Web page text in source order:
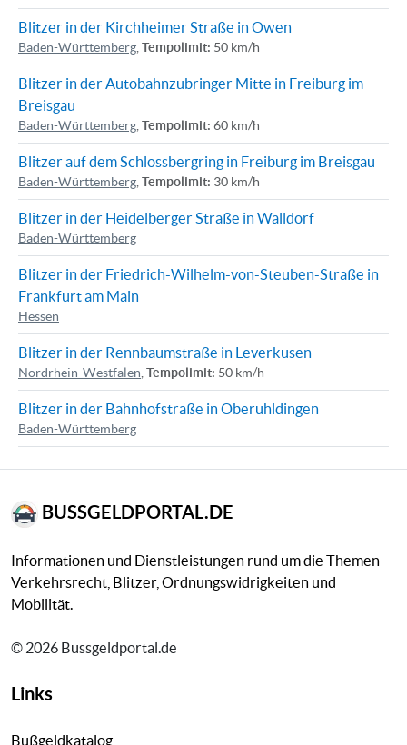
Blitzer in der Kirchheimer Straße in Owen
Baden-Württemberg Tempolimit: 50 km/h
Blitzer in der Autobahnzubringer Mitte in Freiburg im
Breisgau
Baden-Württemberg Tempolimit: 60 km/h
Blitzer auf dem Schlossbergring in Freiburg im Breisgau
Baden-Württemberg Tempolimit: 30 km/h
Blitzer in der Heidelberger Straße in Walldorf
Baden-Württemberg
Blitzer in der Friedrich-Wilhelm-von-Steuben-Straße in
Frankfurt am Main
Hessen
Blitzer in der Rennbaumstraße in Leverkusen
Nordrhein-Westfalen Tempolimit: 50 km/h
Blitzer in der Bahnhofstraße in Oberuhldingen
Baden-Württemberg
BUSSGELDPORTAL.DE
Informationen und Dienstleistungen rund um die Themen
Verkehrsrecht, Blitzer, Ordnungswidrigkeiten und
Mobilität.
© 2026 Bussgeldportal.de
Links
Bußgeldkatalog